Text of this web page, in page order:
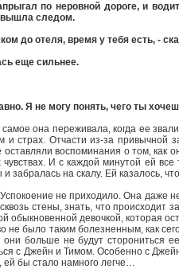
по неровной дороге, и
вышла следом.
до отеля, время у тебя есть, -
еще сильнее.
Я не могу понять, чего ты
она переживала, когда ее
страх. Отчасти из-за привычной
оставляли воспоминания о том, как
чувствах. И с каждой минутой ей
забралась на скалу. Ей казалось,
не приходило. Она даже
стены, знать, что происходит
обыкновенной девочкой, которая
не было таким болезненным, как
они больше не будут сторониться
с Джейн и Тимом. Особенно с
ей бы стало намного легче…